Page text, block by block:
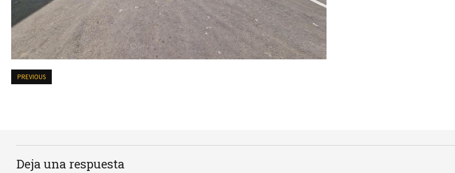
PREVIOUS
Deja una respuesta